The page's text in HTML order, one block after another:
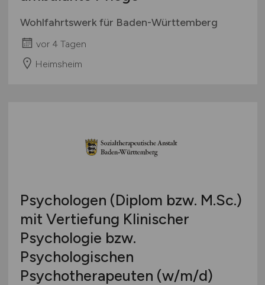
Wohlfahrtswerk für Baden-Württemberg
vor 4 Tagen
Heimsheim
Psychologen (Diplom bzw. M.Sc.)
mit Vertiefung Klinischer
Psychologie bzw.
Psychologischen
Psychotherapeuten (w/m/d)